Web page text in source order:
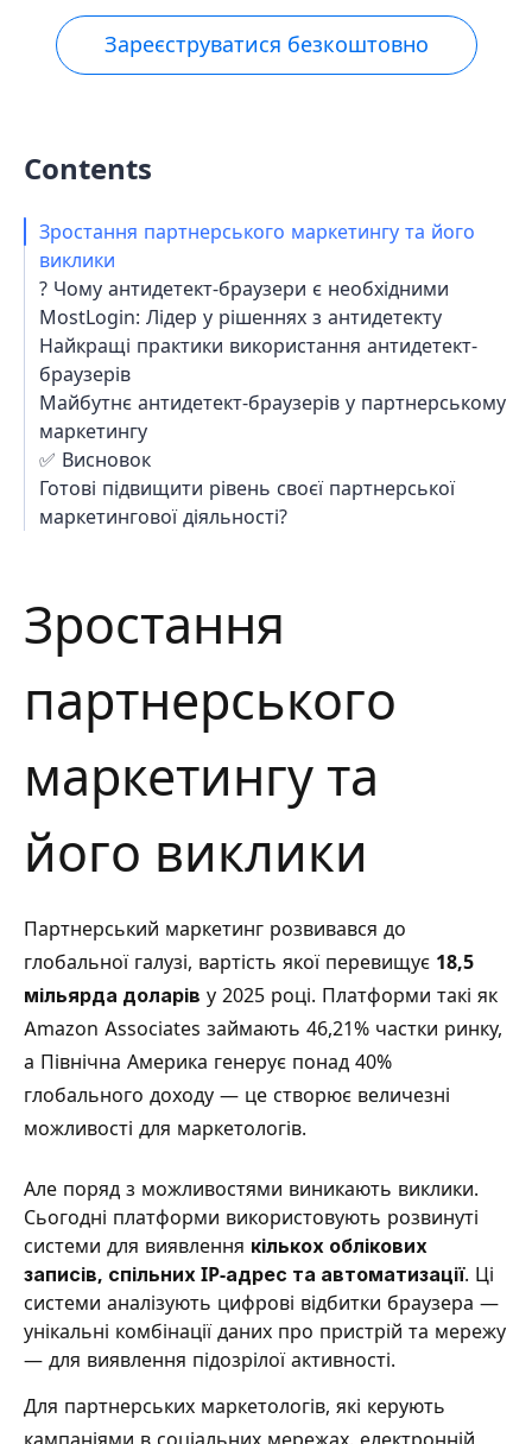
Зареєструватися безкоштовно
Contents
Зростання партнерського маркетингу та його
виклики
?️ Чому антидетект-браузери є необхідними
MostLogin: Лідер у рішеннях з антидетекту
Найкращі практики використання антидетект-
браузерів
Майбутнє антидетект-браузерів у партнерському
маркетингу
✅ Висновок
Готові підвищити рівень своєї партнерської
маркетингової діяльності?
Зростання
партнерського
маркетингу та
його виклики
Партнерський маркетинг розвивався до
глобальної галузі, вартість якої перевищує 18,5
мільярда доларів у 2025 році. Платформи такі як
Amazon Associates займають 46,21% частки ринку,
а Північна Америка генерує понад 40%
глобального доходу — це створює величезні
можливості для маркетологів.
Але поряд з можливостями виникають виклики.
Сьогодні платформи використовують розвинуті
системи для виявлення кількох облікових
записів, спільних IP-адрес та автоматизації. Ці
системи аналізують цифрові відбитки браузера —
унікальні комбінації даних про пристрій та мережу
— для виявлення підозрілої активності.
Для партнерських маркетологів, які керують
кампаніями в соціальних мережах, електронній